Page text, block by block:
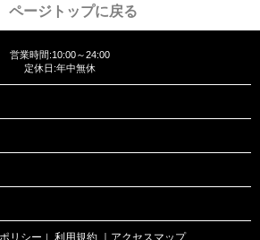
ページトップに戻る
営業時間:10:00～24:00
定休日:年中無休
リシー ｜ 利用規約 ｜アクセスマップ